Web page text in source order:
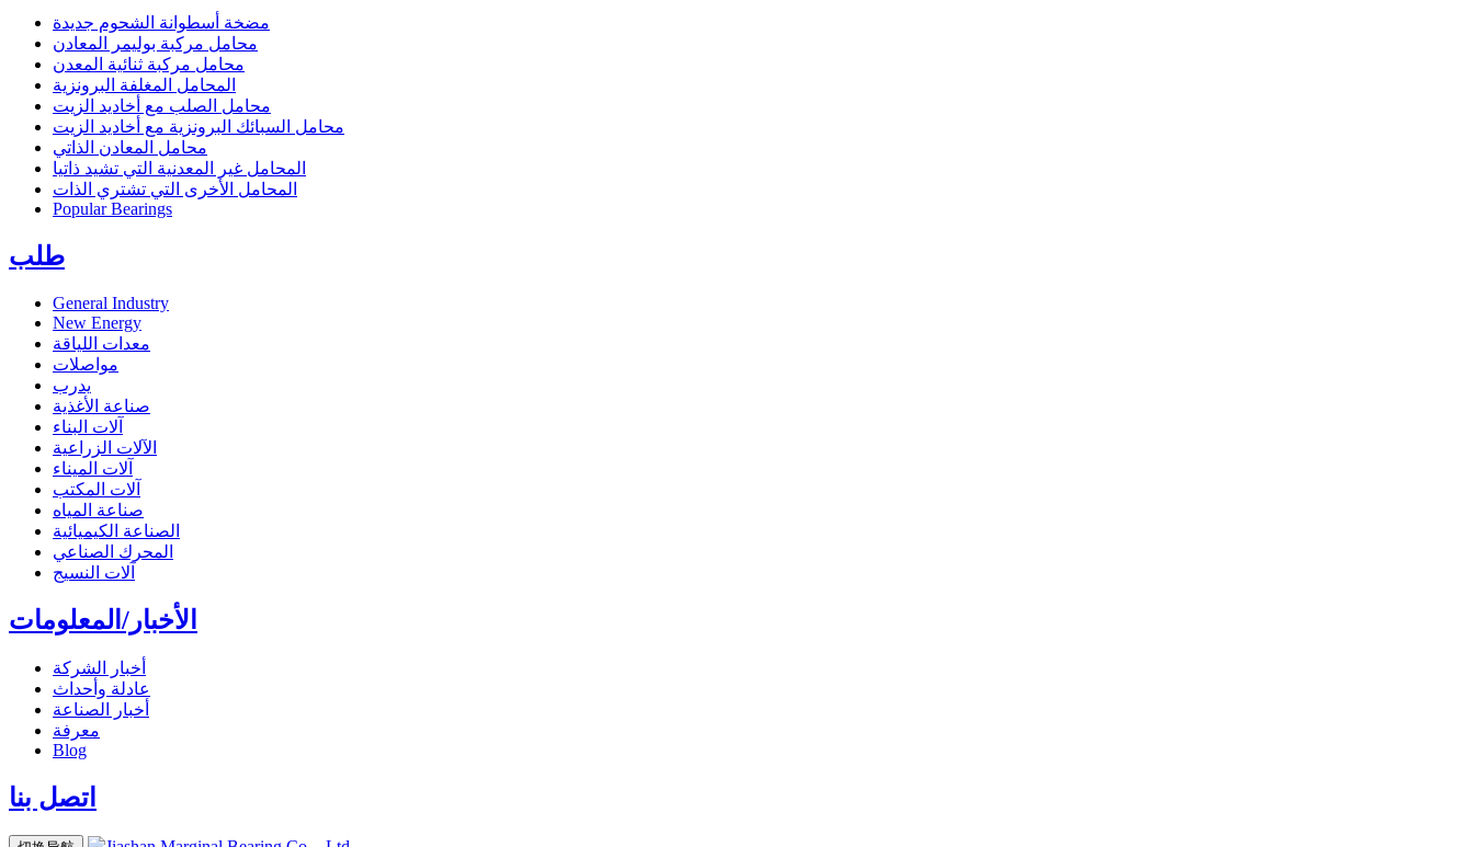
مضخة أسطوانة الشحوم جديدة
محامل مركبة بوليمر المعادن
محامل مركبة ثنائية المعدن
المحامل المغلفة البرونزية
محامل الصلب مع أخاديد الزيت
محامل السبائك البرونزية مع أخاديد الزيت
محامل المعادن الذاتي
المحامل غير المعدنية التي تشيد ذاتيا
المحامل الأخرى التي تشتري الذات
Popular Bearings
طلب
General Industry
New Energy
معدات اللياقة
مواصلات
يدرب
صناعة الأغذية
آلات البناء
الآلات الزراعية
آلات الميناء
آلات المكتب
صناعة المياه
الصناعة الكيميائية
المحرك الصناعي
آلات النسيج
الأخبار/المعلومات
أخبار الشركة
عادلة وأحداث
أخبار الصناعة
معرفة
Blog
اتصل بنا